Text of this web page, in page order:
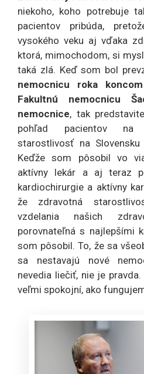
niekoho, koho potrebuje
pacientov pribúda,
vysokého veku aj vďaka
ktorá, mimochodom, si
taká zlá. Keď som bol
nemocnicu roka
Fakultnú nemocnicu
nemocnice, tak
pohľad pacientov na
starostlivosť na
Keďže som pôsobil vo
aktívny lekár a aj teraz
kardiochirurgie a aktívny
že zdravotná
vzdelania našich
porovnateľná s najlepšími
som pôsobil. To, že sa
sa nestavajú nové
nevedia liečiť, nie je
veľmi spokojní, ako